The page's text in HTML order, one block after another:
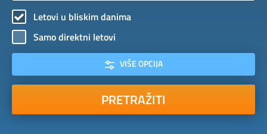
Letovi u bliskim danima
Samo direktni letovi
VIŠE OPCIJA
PRETRAŽITI